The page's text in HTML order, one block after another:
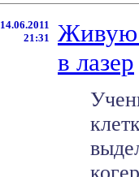
14.06.2011
21:31
Живую
в лазер